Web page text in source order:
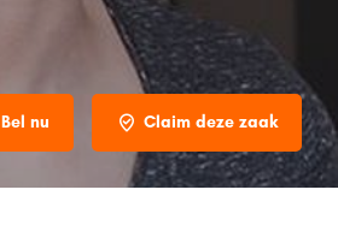
Bel nu Claim deze zaak